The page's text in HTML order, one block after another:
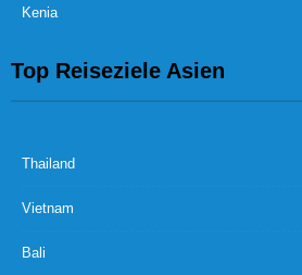
Kenia
Top Reiseziele Asien
Thailand
Vietnam
Bali